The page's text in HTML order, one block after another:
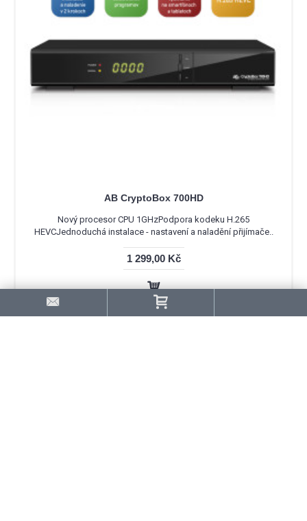
AB CryptoBox 700HD
Nový procesor CPU 1GHzPodpora kodeku H.265
HEVCJednoduchá instalace - nastavení a naladění přijímače..
1 299,00 Kč